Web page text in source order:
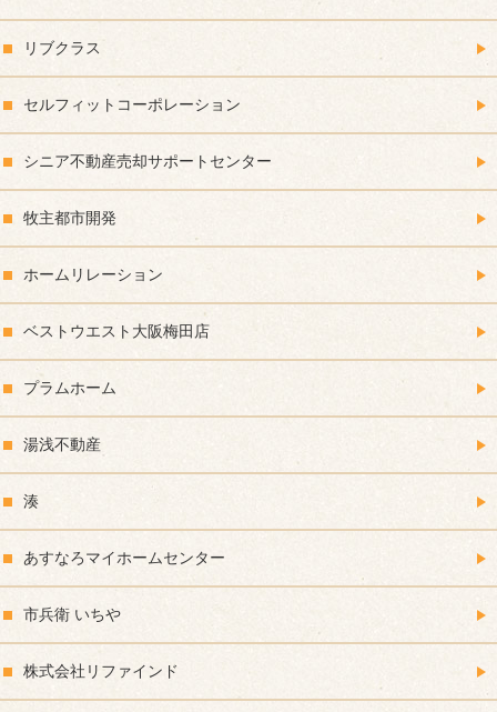
リブクラス
セルフィットコーポレーション
シニア不動産売却サポートセンター
牧主都市開発
ホームリレーション
ベストウエスト大阪梅田店
プラムホーム
湯浅不動産
湊
あすなろマイホームセンター
市兵衛 いちや
株式会社リファインド